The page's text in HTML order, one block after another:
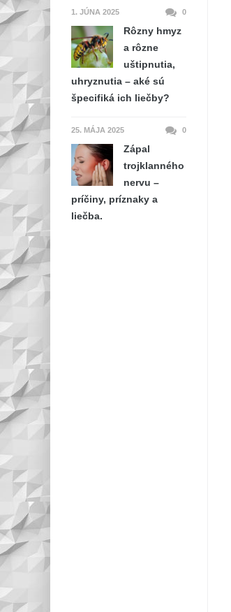
1. JÚNA 2025 0
Rôzny hmyz
a rôzne
uštipnutia,
uhryznutia – aké sú
špecifiká ich liečby?
25. MÁJA 2025 0
Zápal
trojklanného
nervu –
príčiny, príznaky a
liečba.